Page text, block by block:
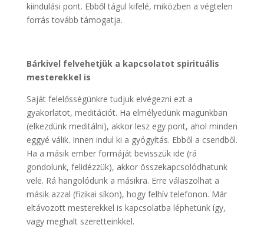
kiindulási pont. Ebből tágul kifelé, miközben a végtelen
forrás tovább támogatja.
Bárkivel felvehetjük a kapcsolatot spirituális
mesterekkel is
Saját felelősségünkre tudjuk elvégezni ezt a
gyakorlatot, meditációt. Ha elmélyedünk magunkban
(elkezdünk meditálni), akkor lesz egy pont, ahol minden
eggyé válik. Innen indul ki a gyógyítás. Ebből a csendből.
Ha a másik ember formáját bevisszük ide (rá
gondolunk, felidézzük), akkor összekapcsolódhatunk
vele. Rá hangolódunk a másikra. Erre válaszolhat a
másik azzal (fizikai síkon), hogy felhív telefonon. Már
eltávozott mesterekkel is kapcsolatba léphetünk így,
vagy meghalt szeretteinkkel.